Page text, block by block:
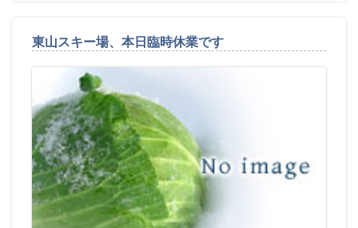
東山スキー場、本日臨時休業です